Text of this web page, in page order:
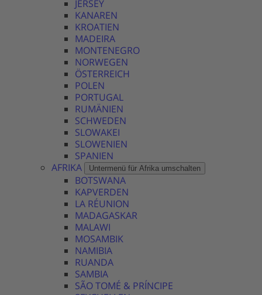
JERSEY
KANAREN
KROATIEN
MADEIRA
MONTENEGRO
NORWEGEN
ÖSTERREICH
POLEN
PORTUGAL
RUMÄNIEN
SCHWEDEN
SLOWAKEI
SLOWENIEN
SPANIEN
AFRIKA
Untermenü für Afrika umschalten
BOTSWANA
KAPVERDEN
LA RÉUNION
MADAGASKAR
MALAWI
MOSAMBIK
NAMIBIA
RUANDA
SAMBIA
SÃO TOMÉ & PRÍNCIPE